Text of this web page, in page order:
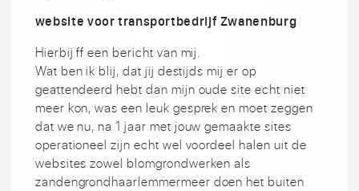
website voor transportbedrijf Zwanenburg
Hierbij ff een bericht van mij.
Wat ben ik blij, dat jij destijds mij er op
geattendeerd hebt dan mijn oude site echt niet
meer kon, was een leuk gesprek en moet zeggen
dat we nu, na 1 jaar met jouw gemaakte sites
operationeel zijn echt wel voordeel halen uit de
websites zowel blomgrondwerken als
zandengrondhaarlemmermeer doen het buiten